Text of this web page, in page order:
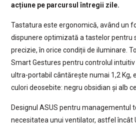
acțiune pe parcursul întregii zile.
Tastatura este ergonomică, având un
dispunere optimizată a tastelor pentru
precizie, în orice condiții de iluminare.
Smart Gestures pentru controlul intuitiv
ultra-portabil cântărește numai 1,2 Kg,
culori deosebite: negru obsidian și alb
Designul ASUS pentru managementul
necesitatea unui ventilator, astfel încât